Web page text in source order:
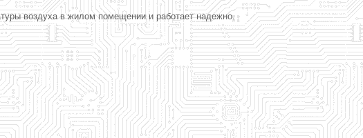
воздуха в жилом помещении и работает надежно.